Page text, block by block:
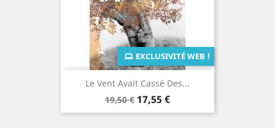
Le Vent Avait Cassé Des...
Prix
de
19,50 € Prix
17,55 €
EXCLUSIVITÉ WEB !